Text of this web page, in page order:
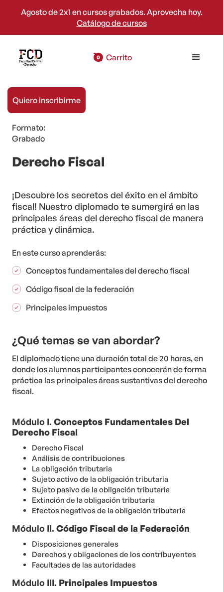
Agosto de 2x1 en cursos grabados. Aprovecha hoy.
Catálogo de cursos
Carrito
0
Quiero inscribirme
Modalidad:
En línea
Formato:
Grabado
Derecho Fiscal
¡Descubre los secretos del éxito en el ámbito
fiscal! Nuestro diplomado te sumergirá en las
principales áreas del derecho fiscal de manera
práctica y dinámica.
En este curso aprenderás:
Conceptos fundamentales del derecho fiscal
Código fiscal de la federación
Principales impuestos
¿Qué temas se van abordar?
El diplomado tiene una duración total de 20 horas, en
donde los alumnos participantes conocerán de forma
práctica las principales áreas sustantivas del derecho
fiscal.
Módulo I. Conceptos Fundamentales Del
Derecho Fiscal
Derecho Fiscal
Análisis de contribuciones
La obligación tributaria
Sujeto activo de la obligación tributaria
Sujeto pasivo de la obligación tributaria
Extinción de la obligación tributaria
Efectos negativos de la obligación tributaria
Módulo II. Código Fiscal de la Federación
Disposiciones generales
Derechos y obligaciones de los contribuyentes
Facultades de las autoridades
Módulo III. Principales Impuestos